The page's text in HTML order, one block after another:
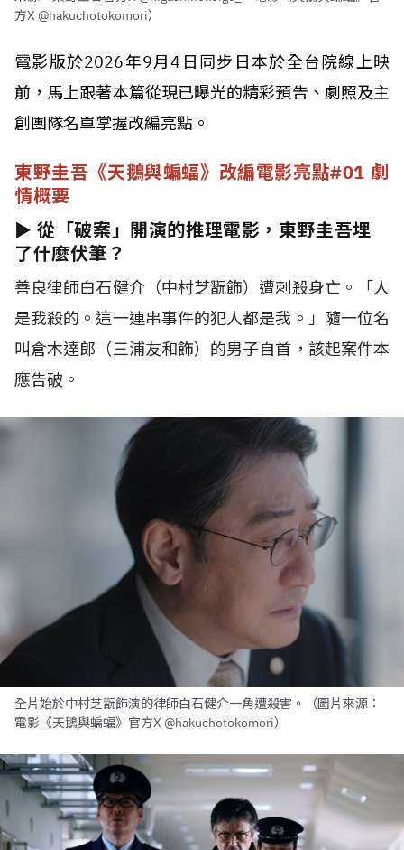
方X @hakuchotokomori）
電影版於2026年9月4日同步日本於全台院線上映
前，馬上跟著本篇從現已曝光的精彩預告、劇照及主
創團隊名單掌握改編亮點。
東野圭吾《天鵝與蝙蝠》改編電影亮點#01 劇
情概要
► 從「破案」開演的推理電影，東野圭吾埋
了什麼伏筆？
善良律師白石健介（中村芝翫飾）遭刺殺身亡。「人
是我殺的。這一連串事件的犯人都是我。」隨一位名
叫倉木達郎（三浦友和飾）的男子自首，該起案件本
應告破。
全片始於中村芝翫飾演的律師白石健介一角遭殺害。（圖片來源：
電影《天鵝與蝙蝠》官方X @hakuchotokomori）